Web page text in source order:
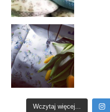
Wczytaj więcej...